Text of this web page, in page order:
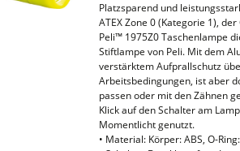
Platzsparend und
ATEX Zone 0 (Kategorie 1),
Peli™ 1975Z0 Taschenlampe
Stiftlampe von Peli. Mit dem
verstärktem Aufprallschutz
Arbeitsbedingungen, ist aber
passen oder mit den Zähnen
Klick auf den Schalter am
Momentlicht genutzt.
• Material: Körper: ABS, O-